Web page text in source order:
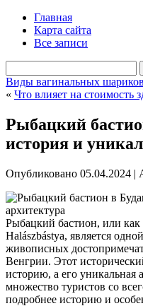
Главная
Карта сайта
Все записи
Виды вагинальных
« Что влияет на стоимость
Рыбацкий
история и
Опубликовано 05.04.2024 |
Рыбацкий бастион, или
Halászbástya, является
живописных
Венгрии. Этот
историю, а его уникальная
множество туристов со
подробнее историю и